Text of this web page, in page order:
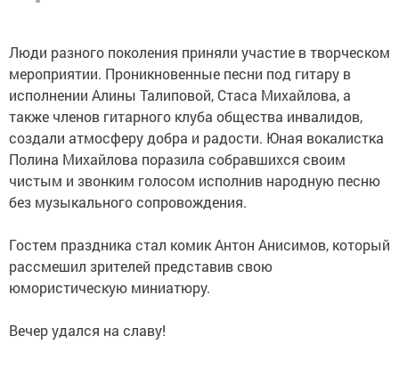
Люди разного поколения приняли участие в творческом
мероприятии. Проникновенные песни под гитару в
исполнении Алины Талиповой, Стаса Михайлова, а
также членов гитарного клуба общества инвалидов,
создали атмосферу добра и радости. Юная вокалистка
Полина Михайлова поразила собравшихся своим
чистым и звонким голосом исполнив народную песню
без музыкального сопровождения.
Гостем праздника стал комик Антон Анисимов, который
рассмешил зрителей представив свою
юмористическую миниатюру.
Вечер удался на славу!